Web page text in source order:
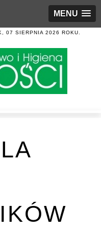
MENU
07 SIERPNIA 2026 ROKU.